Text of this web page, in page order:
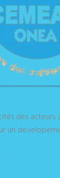
des acteurs
un